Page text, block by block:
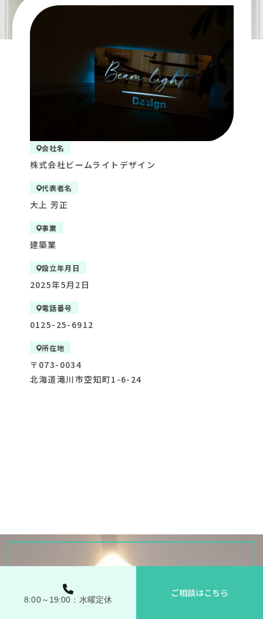
会社名
株式会社ビームライトデザイン
代表者名
大上 芳正
事業
建築業
設立年月日
2025年5月2日
電話番号
0125-25-6912
所在地
〒073-0034
北海道滝川市空知町1-6-24
8:00～19:00：水曜定休
ご相談はこちら